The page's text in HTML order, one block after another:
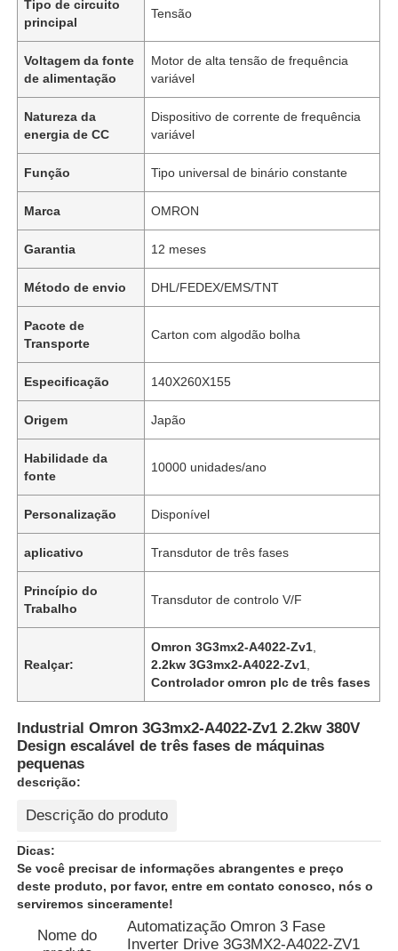
Produtos
Quem Somos
Tipo de circuito
principal
Tensão
Voltagem da fonte
de alimentação
Motor de alta tensão de frequência
variável
Natureza da
energia de CC
Dispositivo de corrente de frequência
variável
Função Tipo universal de binário constante
Marca OMRON
Garantia 12 meses
Método de envio DHL/FEDEX/EMS/TNT
Pacote de
Transporte
Carton com algodão bolha
Especificação 140X260X155
Origem Japão
Habilidade da
fonte
10000 unidades/ano
Personalização Disponível
aplicativo Transdutor de três fases
Princípio do
Trabalho
Transdutor de controlo V/F
Realçar:
Omron 3G3mx2-A4022-Zv1
2.2kw 3G3mx2-A4022-Zv1
Controlador omron plc de três fases
Industrial Omron 3G3mx2-A4022-Zv1 2.2kw 380V
Design escalável de três fases de máquinas
pequenas
descrição:
Descrição do produto
Dicas:
Se você precisar de informações abrangentes e preço
deste produto, por favor, entre em contato conosco, nós o
serviremos sinceramente!
Nome do
Automatização Omron 3 Fase
Inverter Drive 3G3MX2-A4022-ZV1